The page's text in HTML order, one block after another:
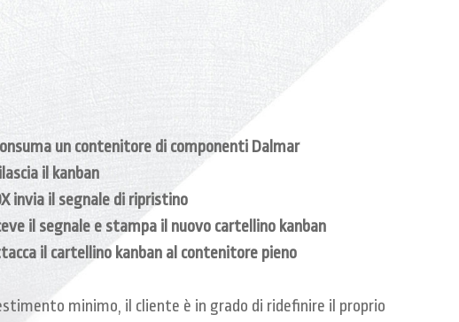
un contenitore di componenti Dalmar
il kanban
invia il segnale di ripristino
il segnale e stampa il nuovo cartellino kanban
il cartellino kanban al contenitore pieno
minimo, il cliente è in grado di ridefinire il proprio